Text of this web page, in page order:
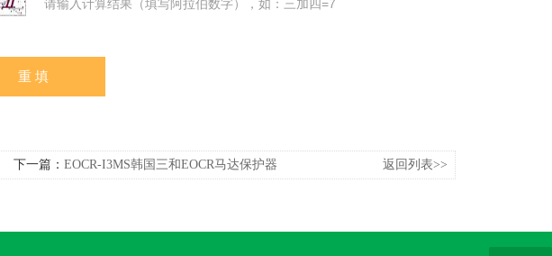
请输入计算结果（填写阿拉伯数字），如：三加四=7
下一篇： EOCR-I3MS韩国三和EOCR马达保护器 返回列表>>